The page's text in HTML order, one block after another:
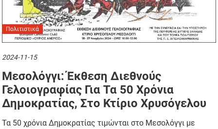
Πολιτιστικά
2024-11-15
Μεσολόγγι: Έκθεση Διεθνούς
Γελοιογραφίας Για Τα 50 Χρόνια
Δημοκρατίας, Στο Κτίριο Χρυσόγελου
Τα 50 χρόνια Δημοκρατίας τιμώνται στο Μεσολόγγι με